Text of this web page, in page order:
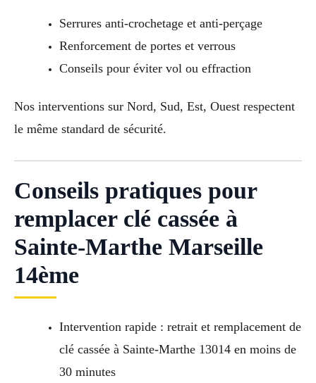
Serrures anti-crochetage et anti-perçage
Renforcement de portes et verrous
Conseils pour éviter vol ou effraction
Nos interventions sur Nord, Sud, Est, Ouest respectent
le même standard de sécurité.
Conseils pratiques pour
remplacer clé cassée à
Sainte-Marthe Marseille
14ème
Intervention rapide : retrait et remplacement de
clé cassée à Sainte-Marthe 13014 en moins de
30 minutes